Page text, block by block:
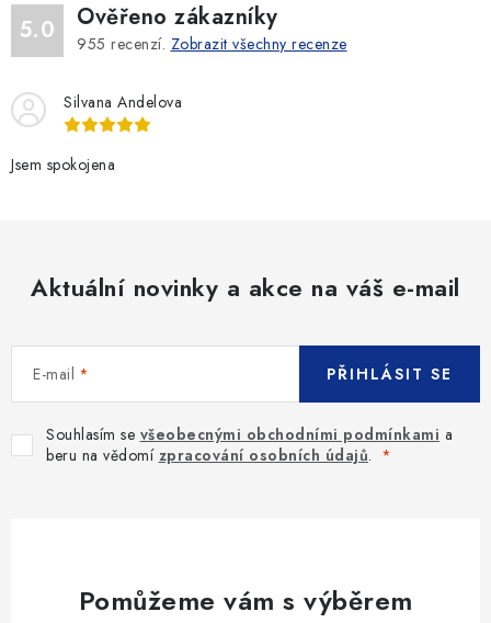
5.0 Ověřeno zákazníky
955 recenzí. Zobrazit všechny recenze
Silvana Andelova
Jsem spokojena
Aktuální novinky a akce na váš e-mail
E-mail
Souhlasím se všeobecnými obchodními podmínkami a
beru na vědomí zpracování osobních údajů.
PŘIHLÁSIT SE
Pomůžeme vám s výběrem